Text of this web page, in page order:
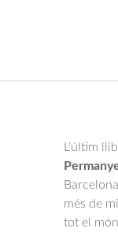
L'últim
més de
tot el